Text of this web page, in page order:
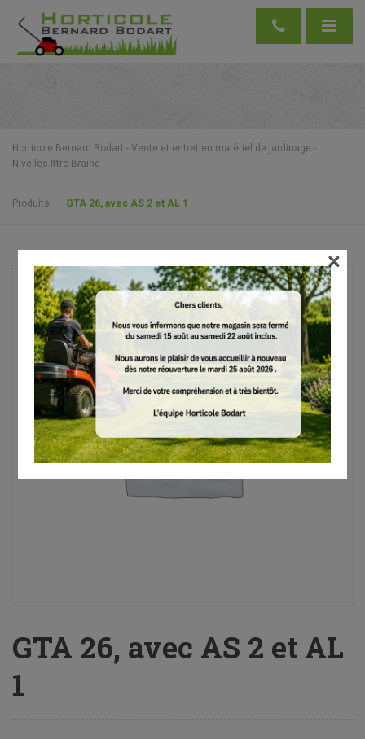
Horticole Bernard Bodart - Vente et entretien matériel de jardinage -
Nivelles Ittre Braine
Produits GTA 26, avec AS 2 et AL 1
GTA 26, avec AS 2 et AL
1
×